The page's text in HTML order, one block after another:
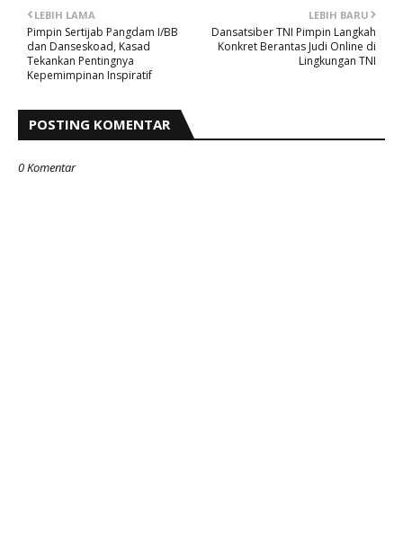
LEBIH BARU
Dansatsiber TNI Pimpin Langkah
Konkret Berantas Judi Online di
Lingkungan TNI
LEBIH LAMA
Pimpin Sertijab Pangdam I/BB
dan Danseskoad, Kasad
Tekankan Pentingnya
Kepemimpinan Inspiratif
POSTING KOMENTAR
0 Komentar